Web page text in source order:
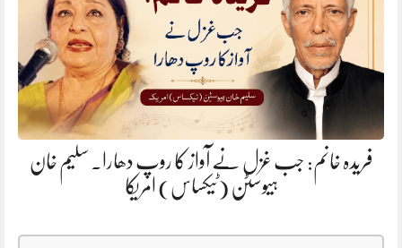
فریدہ خانم: جب غزل نے آواز کا روپ دھارا. سلیم خان
ہیوسٹن (ٹیکساس) امریکا